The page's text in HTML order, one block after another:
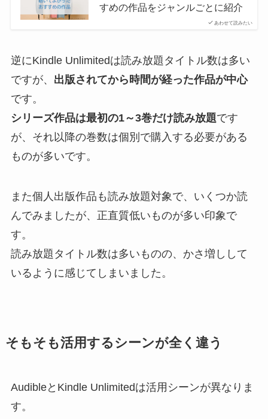
あわせて読みたい
すめの作品をジャンルごとに紹介
逆にKindle Unlimitedは読み放題タイトル数は多い
ですが、 出版されてから時間が経った作品が中心
です。
シリーズ作品は最初の1～3巻だけ読み放題です
が、それ以降の巻数は個別で購入する必要がある
ものが多いです。
また個人出版作品も読み放題対象で、いくつか読
んでみましたが、正直質低いものが多い印象で
す。
読み放題タイトル数は多いものの、かさ増しして
いるように感じてしまいました。
そもそも活用するシーンが全く違う
AudibleとKindle Unlimitedは活用シーンが異なりま
す。